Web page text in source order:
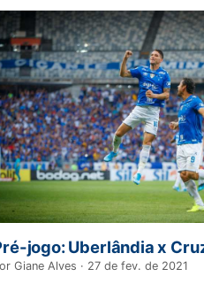
jogo: Uberlândia x
Giane Alves · 27 de fev. de 2021